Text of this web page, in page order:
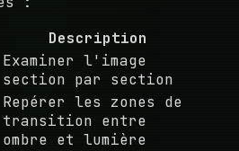
Description
Examiner l'image
section par section
Repérer les zones de
transition entre
ombre et lumière